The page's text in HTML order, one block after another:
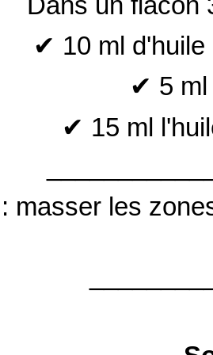
✔ 10 ml d'huile
✔ 5 ml
✔ 15 ml
masser les